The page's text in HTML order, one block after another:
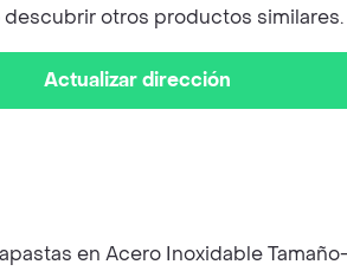
otros productos similares.
Actualizar dirección
en Acero Inoxidable